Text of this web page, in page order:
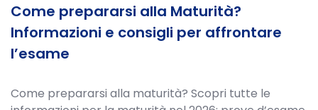
Come prepararsi alla Maturità?
Informazioni e consigli per affrontare
l’esame
Come prepararsi alla maturità? Scopri tutte le